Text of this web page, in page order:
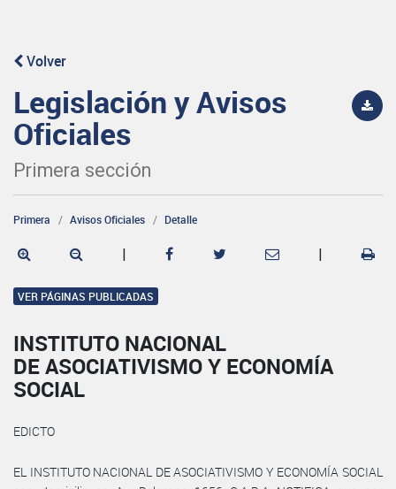
Volver
Legislación y Avisos
Oficiales
Primera sección
Primera Avisos Oficiales Detalle
| |
VER PÁGINAS PUBLICADAS
INSTITUTO NACIONAL
DE ASOCIATIVISMO Y ECONOMÍA
SOCIAL
EDICTO
EL INSTITUTO NACIONAL DE ASOCIATIVISMO Y ECONOMÍA SOCIAL